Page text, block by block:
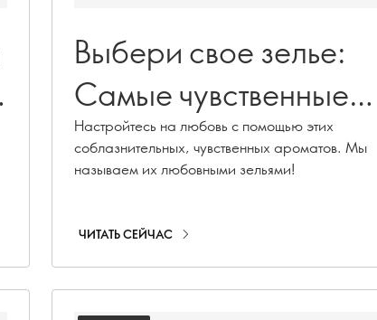
Выбери свое зелье:
Самые чувственные
ароматы, которые
поднимают
настроение
Настройтесь на любовь с помощью этих
соблазнительных, чувственных ароматов. Мы
называем их любовными зельями!
ЧИТАТЬ СЕЙЧАС